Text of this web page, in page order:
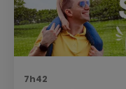
7h42